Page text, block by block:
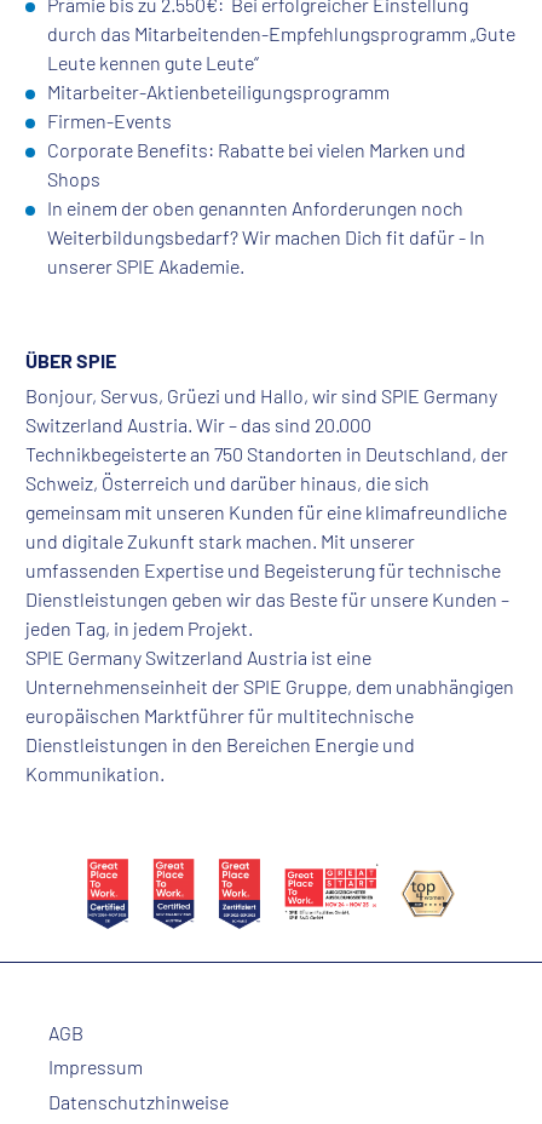
ÜBER SPIE
Bonjour, Servus, Grüezi und Hallo, wir sind SPIE Germany
Switzerland Austria. Wir – das sind 20.000
Technikbegeisterte an 750 Standorten in Deutschland, der
Schweiz, Österreich und darüber hinaus, die sich
gemeinsam mit unseren Kunden für eine klimafreundliche
und digitale Zukunft stark machen. Mit unserer
umfassenden Expertise und Begeisterung für technische
Dienstleistungen geben wir das Beste für unsere Kunden –
jeden Tag, in jedem Projekt.
SPIE Germany Switzerland Austria ist eine
Unternehmenseinheit der SPIE Gruppe, dem unabhängigen
europäischen Marktführer für multitechnische
Dienstleistungen in den Bereichen Energie und
Kommunikation.
Prämie bis zu 2.550€: Bei erfolgreicher Einstellung
durch das Mitarbeitenden-Empfehlungsprogramm „Gute
Leute kennen gute Leute“
Mitarbeiter-Aktienbeteiligungsprogramm
Firmen-Events
Corporate Benefits: Rabatte bei vielen Marken und
Shops
In einem der oben genannten Anforderungen noch
Weiterbildungsbedarf? Wir machen Dich fit dafür - In
unserer SPIE Akademie.
AGB
Impressum
Datenschutzhinweise